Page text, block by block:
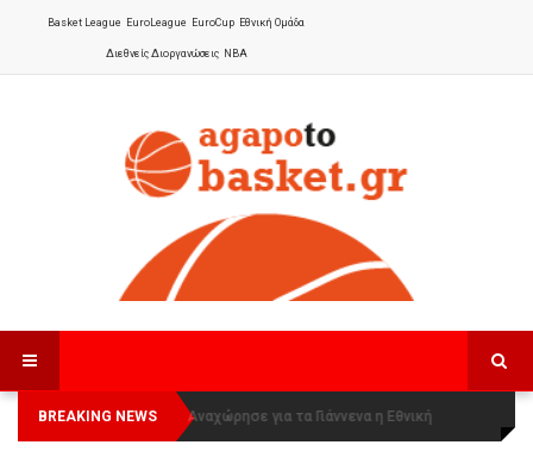
Basket League EuroLeague EuroCup Εθνική Ομάδα
Διεθνείς Διοργανώσεις NBA
BREAKING NEWS
Οι Πάνθηρες Καβάλας στην Women
Basketball League 1
Αναχώρησε για τα Γιάννενα η Εθνική
Γυναικών: